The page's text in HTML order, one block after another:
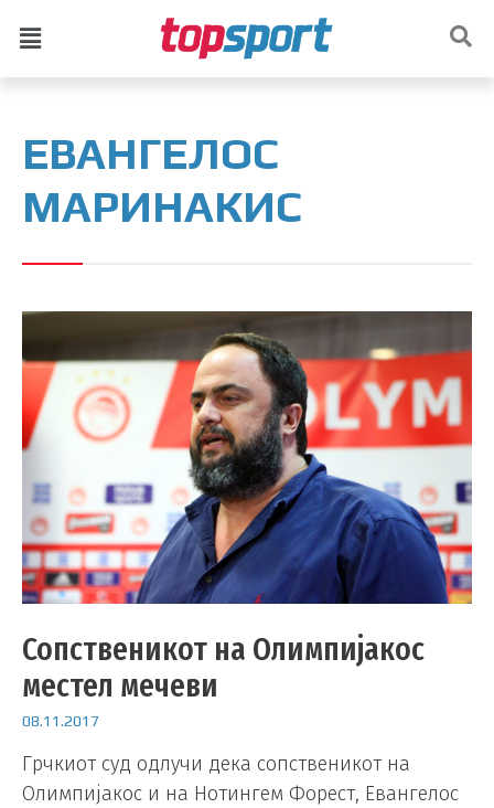
ЕВАНГЕЛОС
МАРИНАКИС
Сопственикот на Олимпијакос
местел мечеви
08.11.2017
Грчкиот суд одлучи дека сопственикот на
Олимпијакос и на Нотингем Форест, Евангелос